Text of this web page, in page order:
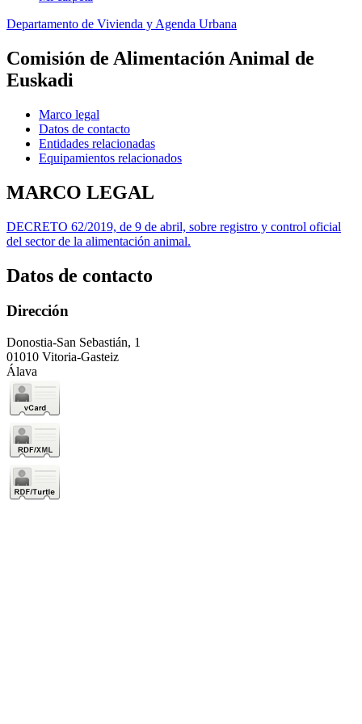
Departamento de Vivienda y Agenda Urbana
Comisión de Alimentación Animal de
Euskadi
Marco legal
Datos de contacto
Entidades relacionadas
Equipamientos relacionados
MARCO LEGAL
DECRETO 62/2019, de 9 de abril, sobre registro y control oficial
del sector de la alimentación animal.
Datos de contacto
Dirección
Donostia-San Sebastián, 1
01010 Vitoria-Gasteiz
Álava